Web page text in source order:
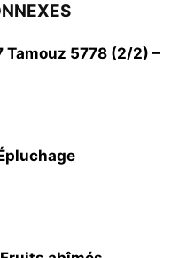
Tamouz 5778 (2/2) –